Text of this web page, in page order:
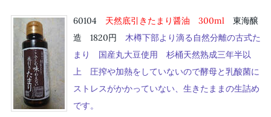
60104 天然底引きたまり醤油 300ml 東海醸
造 1820円 木樽下部より滴る自然分離の古式た
まり 国産丸大豆使用 杉桶天然熟成三年半以
上 圧搾や加熱をしていないので酵母と乳酸菌に
ストレスがかかっていない、生きたままの生詰め
です。